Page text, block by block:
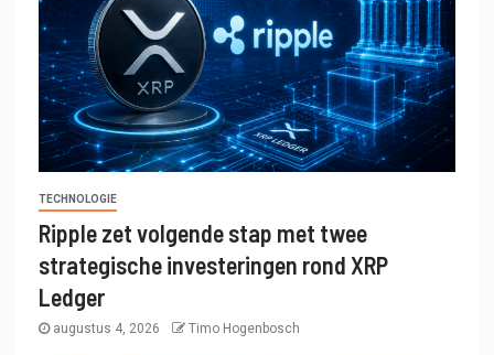
TECHNOLOGIE
Ripple zet volgende stap met twee
strategische investeringen rond XRP
Ledger
augustus 4, 2026 Timo Hogenbosch